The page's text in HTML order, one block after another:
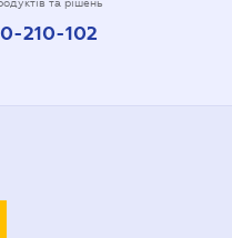
210-102